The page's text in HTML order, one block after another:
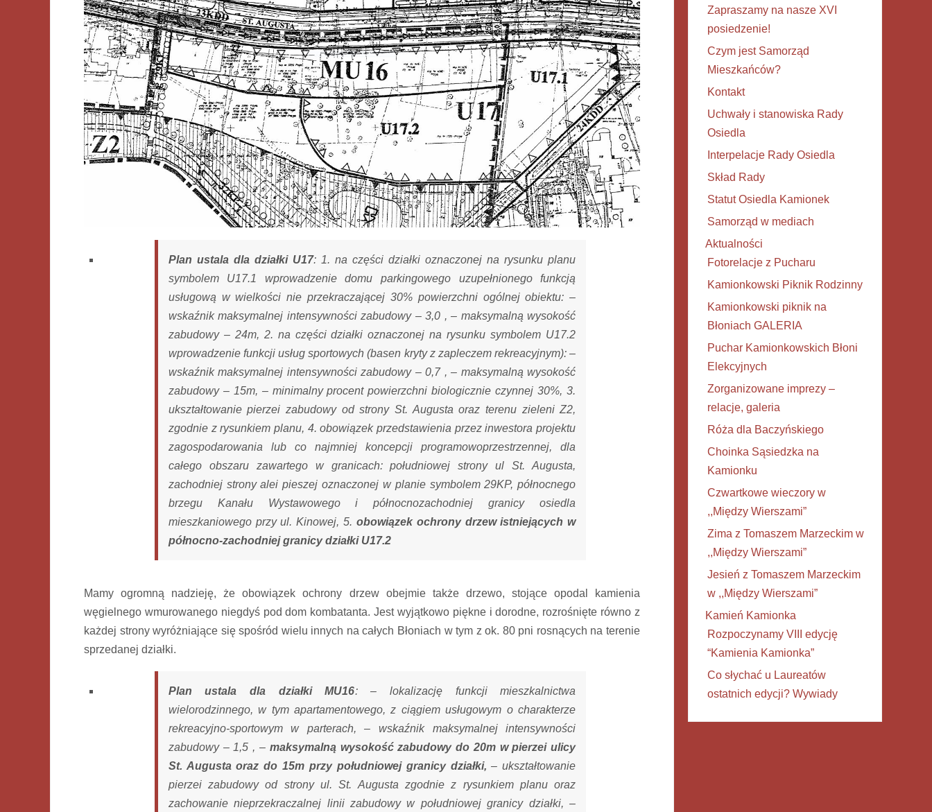
Plan ustala dla działki U17: 1. na części działki oznaczonej na rysunku planu
symbolem U17.1 wprowadzenie domu parkingowego uzupełnionego funkcją
usługową w wielkości nie przekraczającej 30% powierzchni ogólnej obiektu: –
wskaźnik maksymalnej intensywności zabudowy – 3,0 , – maksymalną wysokość
zabudowy – 24m, 2. na części działki oznaczonej na rysunku symbolem U17.2
wprowadzenie funkcji usług sportowych (basen kryty z zapleczem rekreacyjnym): –
wskaźnik maksymalnej intensywności zabudowy – 0,7 , – maksymalną wysokość
zabudowy – 15m, – minimalny procent powierzchni biologicznie czynnej 30%, 3.
ukształtowanie pierzei zabudowy od strony St. Augusta oraz terenu zieleni Z2,
zgodnie z rysunkiem planu, 4. obowiązek przedstawienia przez inwestora projektu
zagospodarowania lub co najmniej koncepcji programowoprzestrzennej, dla
całego obszaru zawartego w granicach: południowej strony ul St. Augusta,
zachodniej strony alei pieszej oznaczonej w planie symbolem 29KP, północnego
brzegu Kanału Wystawowego i północnozachodniej granicy osiedla
mieszkaniowego przy ul. Kinowej, 5. obowiązek ochrony drzew istniejących w
północno-zachodniej granicy działki U17.2
Mamy ogromną nadzieję, że obowiązek ochrony drzew obejmie także drzewo, stojące opodal kamienia
węgielnego wmurowanego niegdyś pod dom kombatanta. Jest wyjątkowo piękne i dorodne, rozrośnięte równo z
każdej strony wyróżniające się spośród wielu innych na całych Błoniach w tym z ok. 80 pni rosnących na terenie
sprzedanej działki.
Plan ustala dla działki MU16: – lokalizację funkcji mieszkalnictwa
wielorodzinnego, w tym apartamentowego, z ciągiem usługowym o charakterze
rekreacyjno-sportowym w parterach, – wskaźnik maksymalnej intensywności
zabudowy – 1,5 , – maksymalną wysokość zabudowy do 20m w pierzei ulicy
St. Augusta oraz do 15m przy południowej granicy działki, – ukształtowanie
pierzei zabudowy od strony ul. St. Augusta zgodnie z rysunkiem planu oraz
zachowanie nieprzekraczalnej linii zabudowy w południowej granicy działki, –
Zapraszamy na nasze XVI
posiedzenie!
Czym jest Samorząd
Mieszkańców?
Kontakt
Uchwały i stanowiska Rady
Osiedla
Interpelacje Rady Osiedla
Skład Rady
Statut Osiedla Kamionek
Samorząd w mediach
Aktualności
Fotorelacje z Pucharu
Kamionkowski Piknik Rodzinny
Kamionkowski piknik na
Błoniach GALERIA
Puchar Kamionkowskich Błoni
Elekcyjnych
Zorganizowane imprezy –
relacje, galeria
Róża dla Baczyńskiego
Choinka Sąsiedzka na
Kamionku
Czwartkowe wieczory w
,,Między Wierszami”
Zima z Tomaszem Marzeckim w
,,Między Wierszami”
Jesień z Tomaszem Marzeckim
w ,,Między Wierszami”
Kamień Kamionka
Rozpoczynamy VIII edycję
“Kamienia Kamionka”
Co słychać u Laureatów
ostatnich edycji? Wywiady